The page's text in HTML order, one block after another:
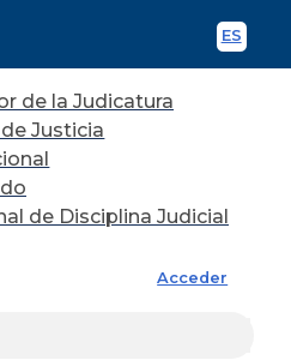
ES
Acceder